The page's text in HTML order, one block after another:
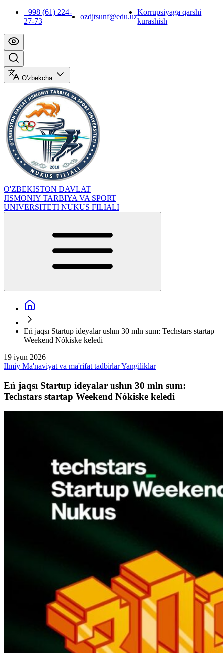
+998 (61) 224-
27-73
ozdjtsunf@edu.uz
Korrupsiyaga qarshi
kurashish
O'zbekcha
O'ZBEKISTON DAVLAT
JISMONIY TARBIYA VA SPORT
UNIVERSITETI NUKUS FILIALI
Eń jaqsı Startup ideyalar ushın 30 mln sum: Techstars startap
Weekend Nókiske keledi
19 iyun 2026
Ilmiy Ma'naviyat va ma'rifat tadbirlarYangiliklar
Eń jaqsı Startup ideyalar ushın 30 mln sum:
Techstars startap Weekend Nókiske keledi